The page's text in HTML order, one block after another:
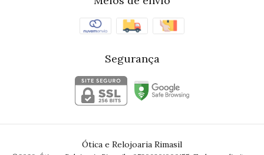
Segurança
Ótica e Relojoaria Rimasil